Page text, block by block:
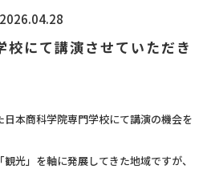
2026.04.28
校にて講演させていただき
本商科学院専門学校にて講演の機会を
光」を軸に発展してきた地域ですが、